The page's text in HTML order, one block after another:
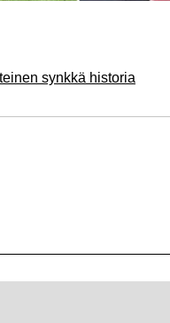
synkkä historia